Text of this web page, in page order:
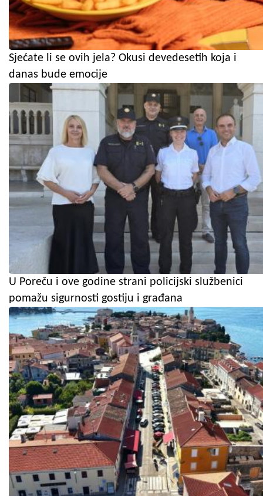
Sjećate li se ovih jela? Okusi devedesetih koja i
danas bude emocije
U Poreču i ove godine strani policijski službenici
pomažu sigurnosti gostiju i građana